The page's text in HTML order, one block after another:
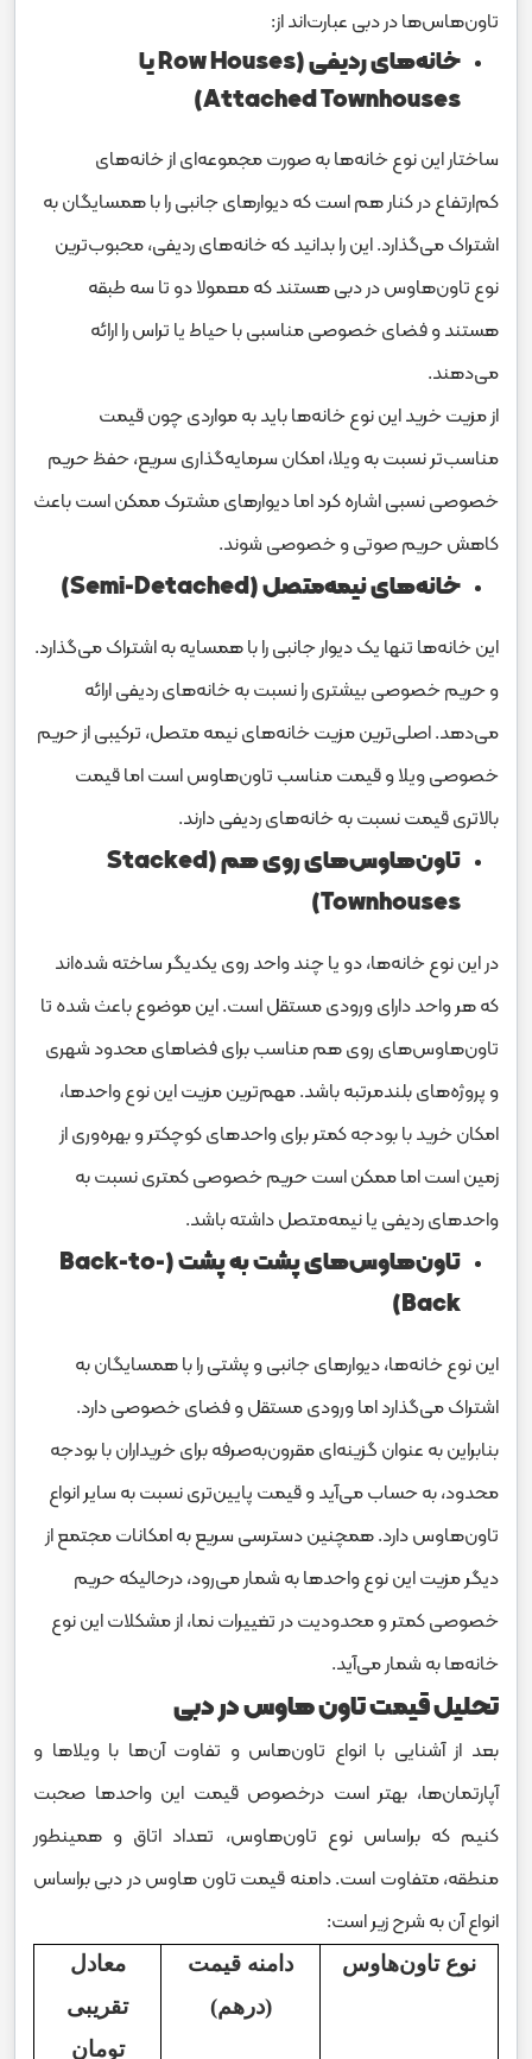
تاون‌هاس‌ها در دبی عبارت‌اند از:
خانه‌های ردیفی (Row Houses یا
Attached Townhouses)
ساختار این نوع خانه‌ها به صورت مجموعه‌ای از خانه‌های
کم‌ارتفاع در کنار هم است که دیوارهای جانبی را با همسایگان به
اشتراک می‌گذارد. این را بدانید که خانه‌های ردیفی، محبوب‌ترین
نوع تاون‌هاوس در دبی هستند که معمولا دو تا سه طبقه
هستند و فضای خصوصی مناسبی با حیاط یا تراس را ارائه
می‌دهند.
از مزیت خرید این نوع خانه‌ها باید به مواردی چون قیمت
مناسب‌تر نسبت به ویلا، امکان سرمایه‌گذاری سریع، حفظ حریم
خصوصی نسبی اشاره کرد اما دیوارهای مشترک ممکن است باعث
کاهش حریم صوتی و خصوصی شوند.
خانه‌های نیمه‌متصل (Semi-Detached)
این خانه‌ها تنها یک دیوار جانبی را با همسایه به اشتراک می‌گذارد.
و حریم خصوصی بیشتری را نسبت به خانه‌های ردیفی ارائه
می‌دهد. اصلی‌ترین مزیت خانه‌های نیمه متصل، ترکیبی از حریم
خصوصی ویلا و قیمت مناسب تاون‌هاوس است اما قیمت
بالاتری قیمت نسبت به خانه‌های ردیفی دارند.
تاون‌هاوس‌های روی هم (Stacked
Townhouses)
در این نوع خانه‌ها، دو یا چند واحد روی یکدیگر ساخته شده‌اند
که هر واحد دارای ورودی مستقل است. این موضوع باعث شده تا
تاون‌هاوس‌های روی هم مناسب برای فضاهای محدود شهری
و پروژه‌های بلندمرتبه باشد. مهم‌ترین مزیت این نوع واحدها،
امکان خرید با بودجه کمتر برای واحدهای کوچکتر و بهره‌وری از
زمین است اما ممکن است حریم خصوصی کمتری نسبت به
واحدهای ردیفی یا نیمه‌متصل داشته باشد.
تاون‌هاوس‌های پشت به پشت (Back-to-
Back)
این نوع خانه‌ها، دیوارهای جانبی و پشتی را با همسایگان به
اشتراک می‌گذارد اما ورودی مستقل و فضای خصوصی دارد.
بنابراین به عنوان گزینه‌ای مقرون‌به‌صرفه برای خریداران با بودجه
محدود، به حساب می‌آید و قیمت پایین‌تری نسبت به سایر انواع
تاون‌هاوس دارد. همچنین دسترسی سریع به امکانات مجتمع از
دیگر مزیت این نوع واحدها به شمار می‌رود، درحالیکه حریم
خصوصی کمتر و محدودیت در تغییرات نما، از مشکلات این نوع
خانه‌ها به شمار می‌آید.
تحلیل قیمت تاون هاوس در دبی
بعد از آشنایی با انواع تاون‌هاس و تفاوت آن‌ها با ویلاها و
آپارتمان‌ها، بهتر است درخصوص قیمت این واحدها صحبت
کنیم که براساس نوع تاون‌هاوس، تعداد اتاق و همینطور
منطقه، متفاوت است. دامنه قیمت تاون هاوس در دبی براساس
انواع آن به شرح زیر است:
نوع تاون‌هاوس
دامنه قیمت
(درهم)
معادل
تقریبی
تومان